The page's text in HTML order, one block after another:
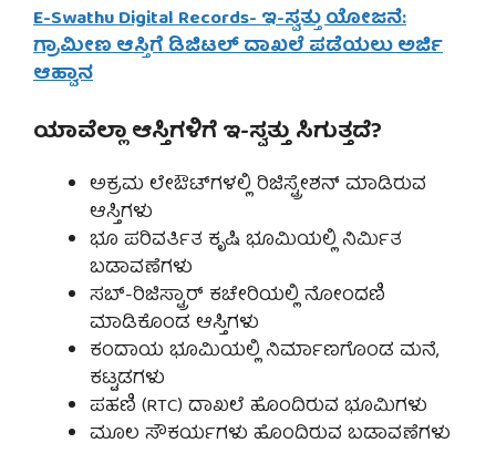
E-Swathu Digital Records- ಇ-ಸ್ವತ್ತು ಯೋಜನೆ:
ಗ್ರಾಮೀಣ ಆಸ್ತಿಗೆ ಡಿಜಿಟಲ್ ದಾಖಲೆ ಪಡೆಯಲು ಅರ್ಜಿ
ಆಹ್ವಾನ
ಯಾವೆಲ್ಲಾ ಆಸ್ತಿಗಳಿಗೆ ಇ-ಸ್ವತ್ತು ಸಿಗುತ್ತದೆ?
ಅಕ್ರಮ ಲೇಔಟ್‌ಗಳಲ್ಲಿ ರಿಜಿಸ್ಟ್ರೇಶನ್ ಮಾಡಿರುವ
ಆಸ್ತಿಗಳು
ಭೂ ಪರಿವರ್ತಿತ ಕೃಷಿ ಭೂಮಿಯಲ್ಲಿ ನಿರ್ಮಿತ
ಬಡಾವಣೆಗಳು
ಸಬ್-ರಿಜಿಸ್ಟ್ರಾರ್ ಕಚೇರಿಯಲ್ಲಿ ನೋಂದಣಿ
ಮಾಡಿಕೊಂಡ ಆಸ್ತಿಗಳು
ಕಂದಾಯ ಭೂಮಿಯಲ್ಲಿ ನಿರ್ಮಾಣಗೊಂಡ ಮನೆ,
ಕಟ್ಟಡಗಳು
ಪಹಣಿ (RTC) ದಾಖಲೆ ಹೊಂದಿರುವ ಭೂಮಿಗಳು
ಮೂಲ ಸೌಕರ್ಯಗಳು ಹೊಂದಿರುವ ಬಡಾವಣೆಗಳು